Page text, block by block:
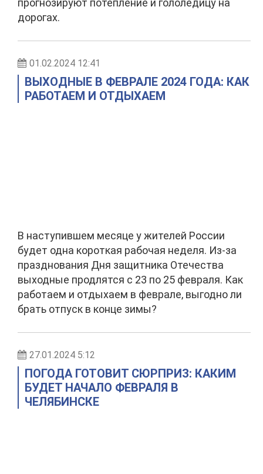
прогнозируют потепление и гололедицу на
дорогах.
01.02.2024 12:41
ВЫХОДНЫЕ В ФЕВРАЛЕ 2024 ГОДА: КАК
РАБОТАЕМ И ОТДЫХАЕМ
В наступившем месяце у жителей России
будет одна короткая рабочая неделя. Из-за
празднования Дня защитника Отечества
выходные продлятся с 23 по 25 февраля. Как
работаем и отдыхаем в феврале, выгодно ли
брать отпуск в конце зимы?
27.01.2024 5:12
ПОГОДА ГОТОВИТ СЮРПРИЗ: КАКИМ
БУДЕТ НАЧАЛО ФЕВРАЛЯ В
ЧЕЛЯБИНСКЕ